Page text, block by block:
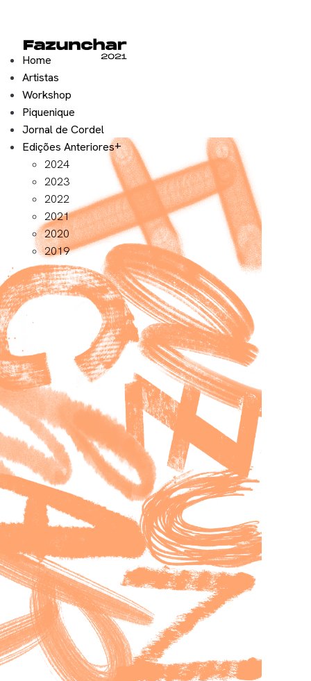
Home
Artistas
Workshop
Piquenique
Jornal de Cordel
Edições Anteriores
2024
2023
2022
2021
2020
2019
Exposição 2021